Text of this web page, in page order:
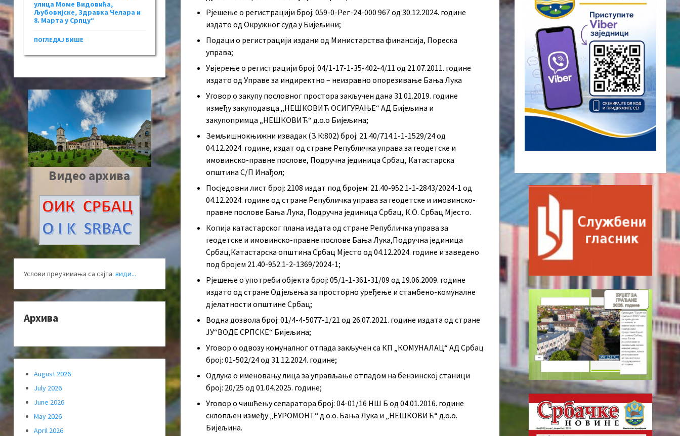
Рјешење о регистрацији број: 059-0-Рег-24-000 967 од 30.12.2024. године
издато од Окружног суда у Бијељини;
Подаци о регистрацији издани од Министарства финансија, Пореска
управа;
Увјерење о регистрацији број: 04/1-17-1-35-402-4/11 од 21.07.2011. године
издато од Управе за индиректно – неизравно опорезивање Бања Лука
Уговор о закупу пословног простора закључен дана 31.01.2019. године
између закуподавца „НЕШКОВИЋ ОСИГУРАЊЕ“ АД Бијељина и
закупопримца „НЕШКОВИЋ“ д.о.о Бијељина;
Земљишнокњижни извадак (З.К:802) број: 21.40/714.1-1-1529/24 од
04.12.2024. године, издат од стране Републичка управа за геодетске и
имовинско-правне послове, Подручна јединица Србац, Катастарска
општина С/П Инађол;
Посједовни лист број: 2108 издат под бројем: 21.40-952.1-1-2843/2024-1 од
04.12.2024. године од стране Републичка управа за геодетске и имовинско-
правне послове Бања Лука, Подручна јединица Србац, К.О. Србац Мјесто.
Копија катастарског плана издата од стране Републичка управа за
геодетске и имовинско-правне послове Бања Лука,Подручна јединица
Србац,Катастарска општина Србац Мјесто од 04.12.2024. године и заведено
под бројем 21.40-952.1-2-1369/2024-1;
Рјешење о употреби објекта број: 05/1-1-361-31/09 од 19.06.2009. године
издато од стране Одјељења за просторно уређење и стамбено-комуналне
дјелатности општине Србац;
Водна дозвола број: 01/4-4-5077-1/21 од 26.07.2021. године издата од стране
ЈУ“ВОДЕ СРПСКЕ“ Бијељина;
Уговор о одвозу комуналног отпада закључен са КП „КОМУНАЛАЦ“ АД Србац
број: 01-502/24 од 31.12.2024. године;
Одлука о именовању лица за управљање отпадом на бензинској станици
број: 20/25 од 01.04.2025. године;
Уговор о чишћењу сепаратора број: 04-01/16 НШ Б од 04.01.2016. године
склопљен између „ЕУРОМОНТ“ д.о.о. Бања Лука и „НЕШКОВИЋ“ д.о.о.
Бијељина.
улица Моме Видовића,
Љубовијске, Здравка Челара и
8. Марта у Српцу“
ПОГЛЕДАЈ ВИШЕ
Видео архива
Услови преузимања са сајта: види...
Архива
August 2026
July 2026
June 2026
May 2026
April 2026